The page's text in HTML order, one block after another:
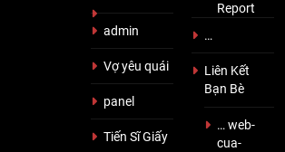
admin
Vợ yêu quái
panel
Tiến Sĩ Giấy
Report
…
Liên Kết
Bạn Bè
… web-
cua-